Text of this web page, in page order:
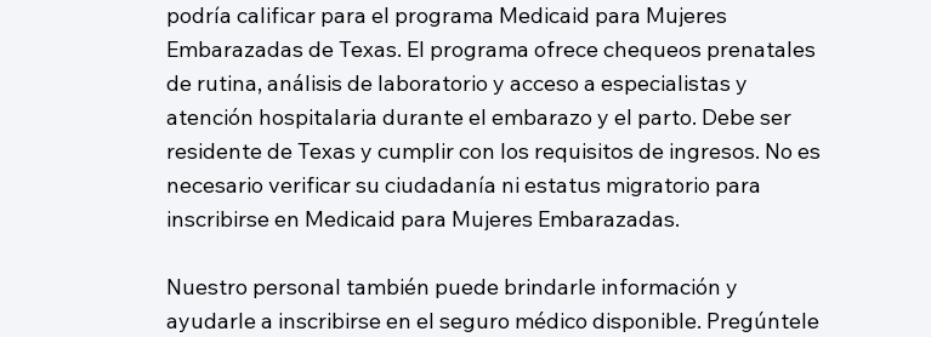
podría calificar para el programa Medicaid para Mujeres
Embarazadas de Texas. El programa ofrece chequeos prenatales
de rutina, análisis de laboratorio y acceso a especialistas y
atención hospitalaria durante el embarazo y el parto. Debe ser
residente de Texas y cumplir con los requisitos de ingresos. No es
necesario verificar su ciudadanía ni estatus migratorio para
inscribirse en Medicaid para Mujeres Embarazadas.
Nuestro personal también puede brindarle información y
ayudarle a inscribirse en el seguro médico disponible. Pregúntele